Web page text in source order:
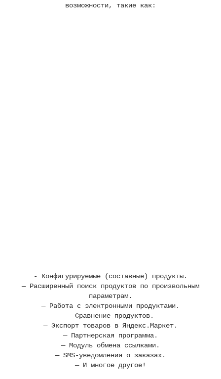
возможности, такие как:
- Конфигурируемые (составные) продукты.
— Расширенный поиск продуктов по произвольным
параметрам.
— Работа с электронными продуктами.
— Сравнение продуктов.
— Экспорт товаров в Яндекс.Маркет.
— Партнерская программа.
— Модуль обмена ссылками.
— SMS-уведомления о заказах.
— И многое другое!